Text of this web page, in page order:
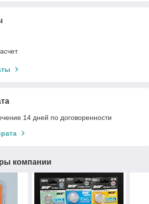
14 дней по договоренности
компании